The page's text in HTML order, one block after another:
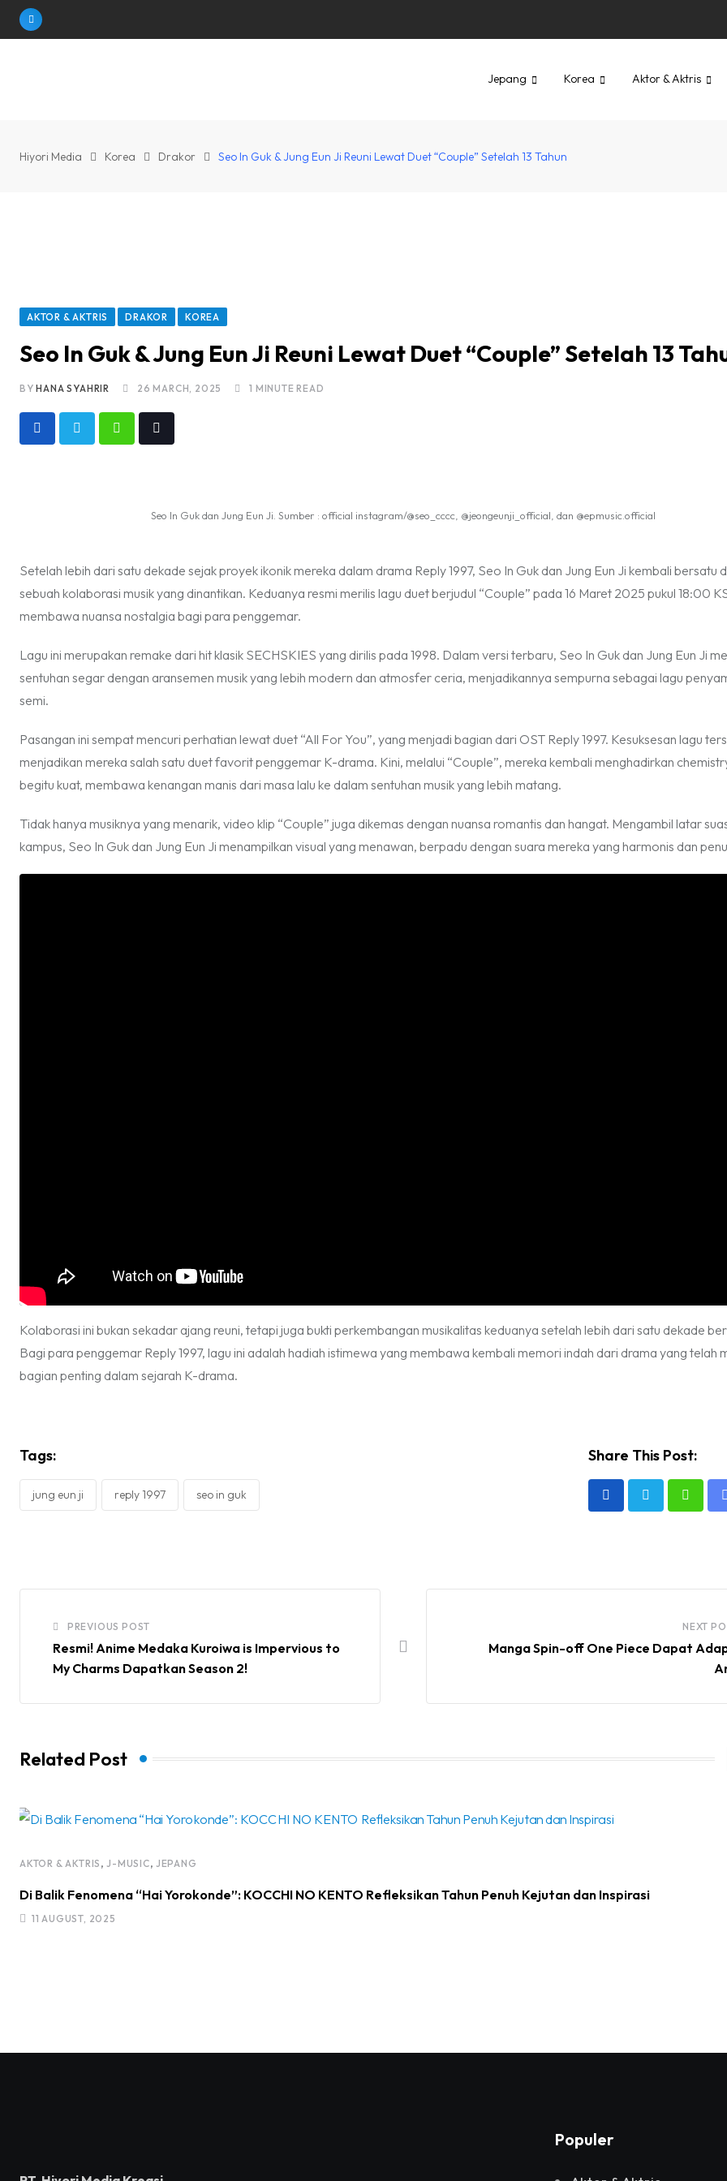
Skip
Jepang Korea Aktor & Aktris
Hiyori Media Korea Drakor Seo In Guk & Jung Eun Ji Reuni Lewat Duet “Couple” Setelah 13 Tahun
AKTOR & AKTRIS DRAKOR KOREA
Seo In Guk & Jung Eun Ji Reuni Lewat Duet “Couple” Setelah 13
BYHANA SYAHRIR 26 MARCH, 2025 1 MINUTE READ
Whatsapp
Tiktok
Seo In Guk dan Jung Eun Ji. Sumber : official instagram/@seo_cccc, @jeongeunji_official, dan @epmusic.official
Setelah lebih dari satu dekade sejak proyek ikonik mereka dalam drama Reply 1997, Seo In Guk dan Jung Eun Ji kembali bersatu
sebuah kolaborasi musik yang dinantikan. Keduanya resmi merilis lagu duet berjudul “Couple” pada 16 Maret 2025 pukul 18:00
membawa nuansa nostalgia bagi para penggemar.
Lagu ini merupakan remake dari hit klasik SECHSKIES yang dirilis pada 1998. Dalam versi terbaru, Seo In Guk dan Jung Eun Ji
sentuhan segar dengan aransemen musik yang lebih modern dan atmosfer ceria, menjadikannya sempurna sebagai lagu
semi.
Pasangan ini sempat mencuri perhatian lewat duet “All For You”, yang menjadi bagian dari OST Reply 1997. Kesuksesan lagu
menjadikan mereka salah satu duet favorit penggemar K-drama. Kini, melalui “Couple”, mereka kembali menghadirkan
begitu kuat, membawa kenangan manis dari masa lalu ke dalam sentuhan musik yang lebih matang.
Tidak hanya musiknya yang menarik, video klip “Couple” juga dikemas dengan nuansa romantis dan hangat. Mengambil latar
kampus, Seo In Guk dan Jung Eun Ji menampilkan visual yang menawan, berpadu dengan suara mereka yang harmonis dan
Kolaborasi ini bukan sekadar ajang reuni, tetapi juga bukti perkembangan musikalitas keduanya setelah lebih dari satu dekade
Bagi para penggemar Reply 1997, lagu ini adalah hadiah istimewa yang membawa kembali memori indah dari drama yang telah
bagian penting dalam sejarah K-drama.
Tags:
jung eun ji reply 1997 seo in guk
Share This Post:
PREVIOUS POST
Resmi! Anime Medaka Kuroiwa is Impervious to
My Charms Dapatkan Season 2!
NEXT
Manga Spin-off One Piece Dapat
Related Post
AKTOR & AKTRIS ,J-MUSIC, JEPANG
Di Balik Fenomena “Hai Yorokonde”: KOCCHI NO KENTO Refleksikan Tahun Penuh Kejutan dan Inspirasi
11 AUGUST, 2025
Populer